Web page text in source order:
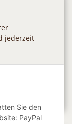
jederzeit
Sie den
PayPal